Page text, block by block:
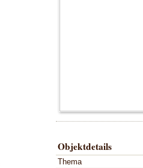
Objektdetails
Thema